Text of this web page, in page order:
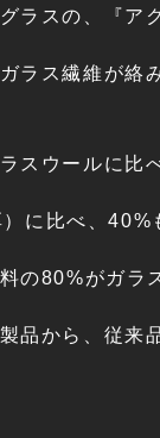
ラスの、『ア
ラス繊維が絡
スウールに比
に比べ、40%
の80%がガラ
品から、従来